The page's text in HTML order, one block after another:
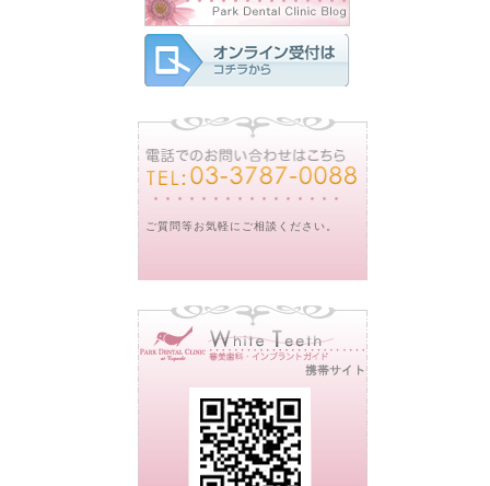
ご質問等お気軽にご相談ください。